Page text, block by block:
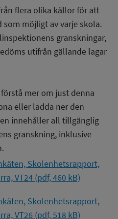
flera olika källor för att
som möjligt av varje skola.
granskningar,
utifrån gällande lagar
mer om just denna
eller ladda ner den
innehåller all tillgänglig
granskning, inklusive
Skolenhetsrapport,
VT24 (pdf, 460 kB)
Skolenhetsrapport,
VT26 (pdf, 518 kB)